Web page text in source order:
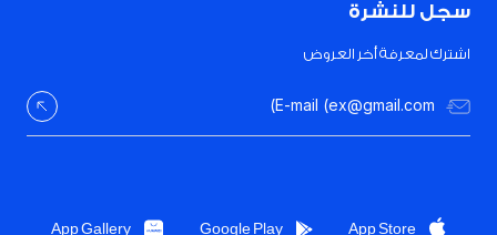
سجل للنشرة
اشترك لمعرفة أخر العروض
App Store
Google Play
App Gallery